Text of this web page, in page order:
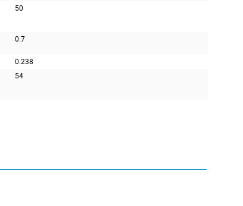
50
0.7
0.238
54